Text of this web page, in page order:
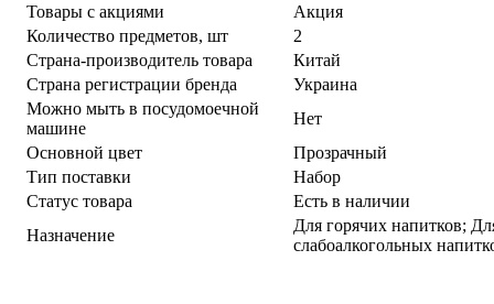
Товары с акциями
Акция
Количество предметов, шт
2
Страна-производитель товара
Китай
Страна регистрации бренда
Украина
Можно мыть в посудомоечной
машине
Нет
Основной цвет
Прозрачный
Тип поставки
Набор
Статус товара
Есть в наличии
Назначение
Для горячих напитков;
слабоалкогольных